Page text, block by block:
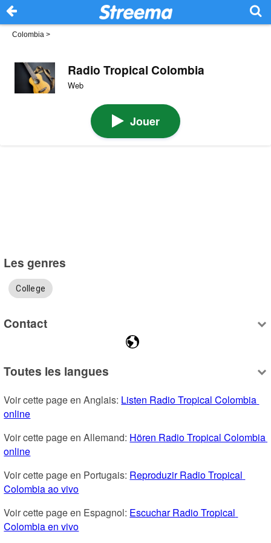
Colombia >
Radio Tropical Colombia
Web
Jouer
Les genres
College
Contact
Toutes les langues
Voir cette page en Anglais: Listen Radio Tropical Colombia
online
Voir cette page en Allemand: Hören Radio Tropical Colombia
online
Voir cette page en Portugais: Reproduzir Radio Tropical
Colombia ao vivo
Voir cette page en Espagnol: Escuchar Radio Tropical
Colombia en vivo